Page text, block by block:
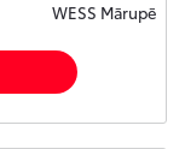
WESS Mārupē